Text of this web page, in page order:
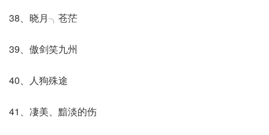
38、晓月╮苍茫
39、傲剑笑九州
40、人狗殊途
41、凄美、黯淡的伤